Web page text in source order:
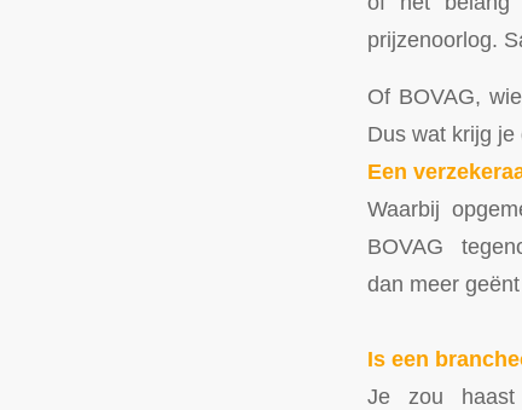
prijzenoorlog.
Of BOVAG,
Dus wat krijg je
Een
Waarbij
BOVAG
dan meer
Is een
Je zou